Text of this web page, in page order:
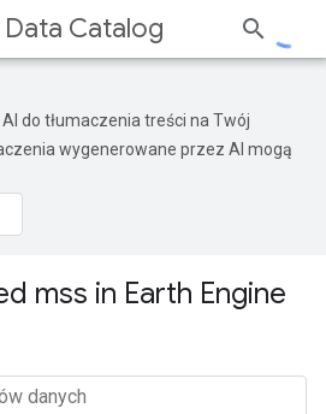
Data Catalog
do tłumaczenia treści na Twój
wygenerowane przez AI mogą
mss in Earth Engine